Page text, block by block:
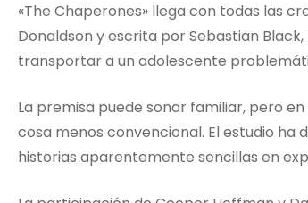
«The Chaperones» llega con todas las
Donaldson y escrita por Sebastian
transportar a un adolescente
La premisa puede sonar familiar, pero
cosa menos convencional. El estudio
historias aparentemente sencillas en